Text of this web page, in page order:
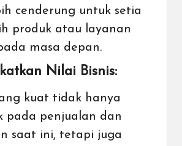
cenderung untuk setia
produk atau layanan
masa depan.
Nilai Bisnis:
kuat tidak hanya
pada penjualan dan
saat ini, tetapi juga